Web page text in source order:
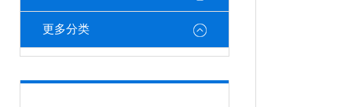
更多分类